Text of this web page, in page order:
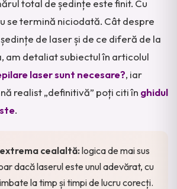
total de ședințe este finit. Cu
se termină niciodată. Cât despre
de laser și de ce diferă de la
am detaliat subiectul în articolul
laser sunt necesare?, iar
realist „definitivă” poți citi în ghidul
.
cealaltă:logica de mai sus
dacă laserul este unul adevărat, cu
la timp și timpi de lucru corecți.